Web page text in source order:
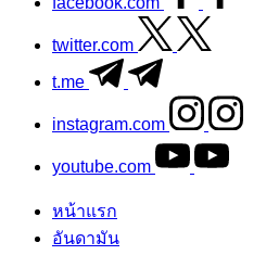
twitter.com
t.me
instagram.com
youtube.com
หน้าแรก
อันดามัน